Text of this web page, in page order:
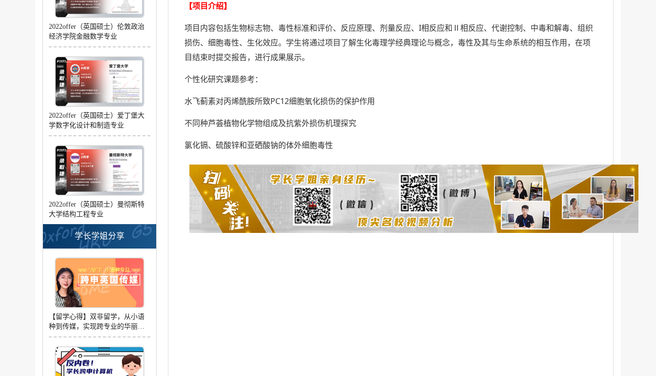
2022offer（英国硕士）伦敦政治
经济学院金融数学专业
2022offer（英国硕士）爱丁堡大
学数字化设计和制造专业
2022offer（英国硕士）曼彻斯特
大学结构工程专业
学长学姐分享
【留学心得】双非留学，从小语
种到传媒，实现跨专业的华丽转
身（含视频分享）
【项目介绍】
项目内容包括生物标志物、毒性标准和评价、反应原理、剂量反应、I相反应和Ⅱ相反应、代谢控制、中毒和解毒、组织
损伤、细胞毒性、生化效应。学生将通过项目了解生化毒理学经典理论与概念，毒性及其与生命系统的相互作用，在项
目结束时提交报告，进行成果展示。
个性化研究课题参考：
水飞蓟素对丙烯酰胺所致PC12细胞氧化损伤的保护作用
不同种芦荟植物化学物组成及抗紫外损伤机理探究
氯化镉、硫酸锌和亚硒酸钠的体外细胞毒性